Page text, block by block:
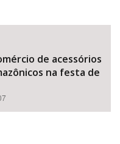
de acessórios
na festa de